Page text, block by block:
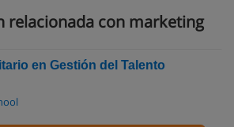
relacionada con marketing
en Gestión del Talento